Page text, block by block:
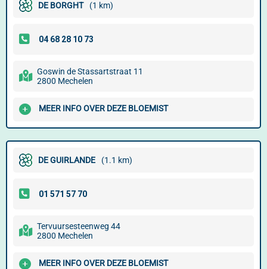
DE BORGHT (1 km)
Goswin de Stassartstraat 11
2800 Mechelen
MEER INFO OVER DEZE BLOEMIST
DE GUIRLANDE (1.1 km)
Tervuursesteenweg 44
2800 Mechelen
MEER INFO OVER DEZE BLOEMIST